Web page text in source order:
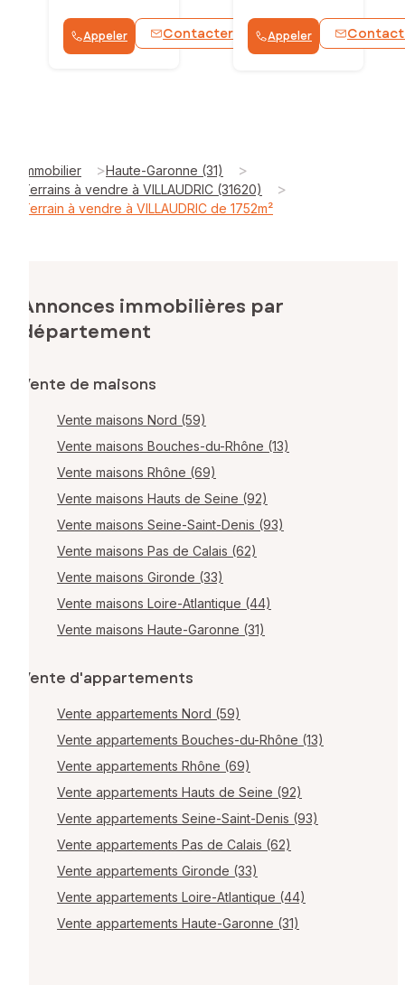
Appeler Contacter Appeler
Immobilier >Haute-Garonne (31) >
Terrains à vendre à VILLAUDRIC (31620) >
Terrain à vendre à VILLAUDRIC de 1752m²
Annonces immobilières par
département
Vente de maisons
Vente maisons Nord (59)
Vente maisons Bouches-du-Rhône (13)
Vente maisons Rhône (69)
Vente maisons Hauts de Seine (92)
Vente maisons Seine-Saint-Denis (93)
Vente maisons Pas de Calais (62)
Vente maisons Gironde (33)
Vente maisons Loire-Atlantique (44)
Vente maisons Haute-Garonne (31)
Vente d'appartements
Vente appartements Nord (59)
Vente appartements Bouches-du-Rhône (13)
Vente appartements Rhône (69)
Vente appartements Hauts de Seine (92)
Vente appartements Seine-Saint-Denis (93)
Vente appartements Pas de Calais (62)
Vente appartements Gironde (33)
Vente appartements Loire-Atlantique (44)
Vente appartements Haute-Garonne (31)